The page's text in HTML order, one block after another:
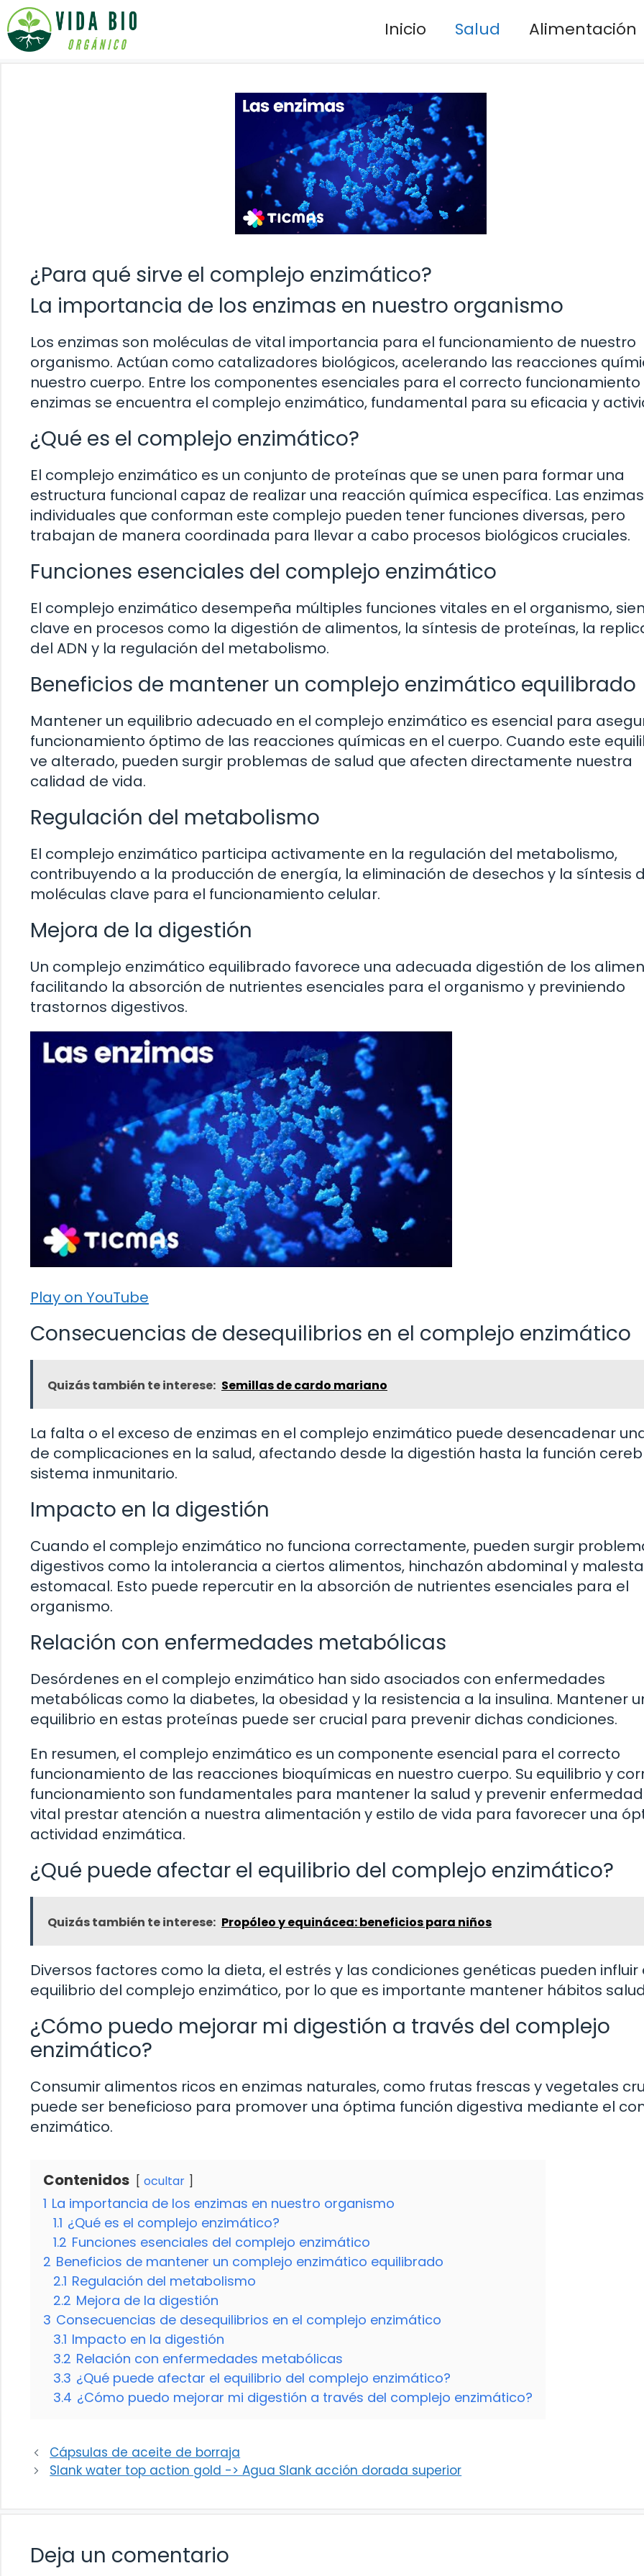
Saltar
al
contenido
Inicio Salud Alimentación
¿Para qué sirve el complejo enzimático?
La importancia de los enzimas en nuestro organismo
Los enzimas son moléculas de vital importancia para el funcionamiento de nuestro
organismo. Actúan como catalizadores biológicos, acelerando las reacciones
nuestro cuerpo. Entre los componentes esenciales para el correcto funcionamiento
enzimas se encuentra el complejo enzimático, fundamental para su eficacia y
¿Qué es el complejo enzimático?
El complejo enzimático es un conjunto de proteínas que se unen para formar una
estructura funcional capaz de realizar una reacción química específica. Las enzimas
individuales que conforman este complejo pueden tener funciones diversas, pero
trabajan de manera coordinada para llevar a cabo procesos biológicos cruciales.
Funciones esenciales del complejo enzimático
El complejo enzimático desempeña múltiples funciones vitales en el organismo,
clave en procesos como la digestión de alimentos, la síntesis de proteínas, la
del ADN y la regulación del metabolismo.
Beneficios de mantener un complejo enzimático equilibrado
Mantener un equilibrio adecuado en el complejo enzimático es esencial para
funcionamiento óptimo de las reacciones químicas en el cuerpo. Cuando este
ve alterado, pueden surgir problemas de salud que afecten directamente nuestra
calidad de vida.
Regulación del metabolismo
El complejo enzimático participa activamente en la regulación del metabolismo,
contribuyendo a la producción de energía, la eliminación de desechos y la síntesis
moléculas clave para el funcionamiento celular.
Mejora de la digestión
Un complejo enzimático equilibrado favorece una adecuada digestión de los
facilitando la absorción de nutrientes esenciales para el organismo y previniendo
trastornos digestivos.
Play on YouTube
Consecuencias de desequilibrios en el complejo enzimático
Quizás también te interese: Semillas de cardo mariano
La falta o el exceso de enzimas en el complejo enzimático puede desencadenar
de complicaciones en la salud, afectando desde la digestión hasta la función
sistema inmunitario.
Impacto en la digestión
Cuando el complejo enzimático no funciona correctamente, pueden surgir
digestivos como la intolerancia a ciertos alimentos, hinchazón abdominal y
estomacal. Esto puede repercutir en la absorción de nutrientes esenciales para el
organismo.
Relación con enfermedades metabólicas
Desórdenes en el complejo enzimático han sido asociados con enfermedades
metabólicas como la diabetes, la obesidad y la resistencia a la insulina. Mantener
equilibrio en estas proteínas puede ser crucial para prevenir dichas condiciones.
En resumen, el complejo enzimático es un componente esencial para el correcto
funcionamiento de las reacciones bioquímicas en nuestro cuerpo. Su equilibrio y
funcionamiento son fundamentales para mantener la salud y prevenir
vital prestar atención a nuestra alimentación y estilo de vida para favorecer una
actividad enzimática.
¿Qué puede afectar el equilibrio del complejo enzimático?
Quizás también te interese: Propóleo y equinácea: beneficios para niños
Diversos factores como la dieta, el estrés y las condiciones genéticas pueden influir
equilibrio del complejo enzimático, por lo que es importante mantener hábitos
¿Cómo puedo mejorar mi digestión a través del complejo
enzimático?
Consumir alimentos ricos en enzimas naturales, como frutas frescas y vegetales
puede ser beneficioso para promover una óptima función digestiva mediante el
enzimático.
Contenidos ocultar
1 La importancia de los enzimas en nuestro organismo
1.1 ¿Qué es el complejo enzimático?
1.2 Funciones esenciales del complejo enzimático
2 Beneficios de mantener un complejo enzimático equilibrado
2.1 Regulación del metabolismo
2.2 Mejora de la digestión
3 Consecuencias de desequilibrios en el complejo enzimático
3.1 Impacto en la digestión
3.2 Relación con enfermedades metabólicas
3.3 ¿Qué puede afectar el equilibrio del complejo enzimático?
3.4 ¿Cómo puedo mejorar mi digestión a través del complejo enzimático?
Cápsulas de aceite de borraja
Slank water top action gold -> Agua Slank acción dorada superior
Deja un comentario